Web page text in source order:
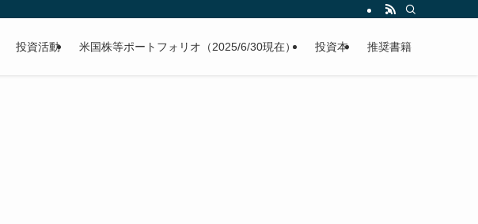
投資活動 米国株等ポートフォリオ（2025/6/30現在） 投資本 推奨書籍